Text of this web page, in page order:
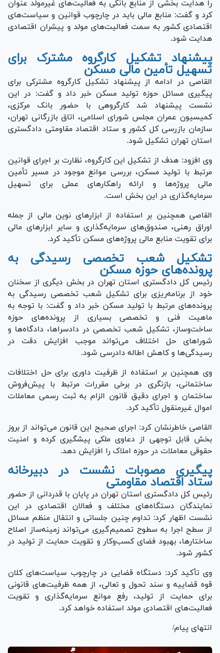
را هدایت بخشی از منابع بانکی به فعالیت‌های غیرمولد عنوان
کرد و گفت: منابع مالی باید در چارچوب قوانین و سیاست‌های
اقتصادی کشور به سمت فعالیت‌های مولد و پیشران اقتصادی
هدایت شود.
پیشنهاد تشکیل کارگروه مشترک برای
تسهیل تأمین مالی مسکن
القاصی در ادامه از پیشنهاد تشکیل کارگروه مشترکی برای
پیگیری مسائل حوزه تولید مسکن خبر داد و گفت: در این
نشست پیشنهاد شد کارگروهی با حضور بانک مرکزی،
کمیسیون عمران مجلس شورای اسلامی، اتاق بازرگانی تهران،
سازمان بازرسی کل کشور و ستاد اقتصاد مقاومتی دادگستری
استان تهران تشکیل شود.
وی افزود: هدف از تشکیل این کارگروه، نظارت بر اجرای قوانین
مرتبط با تولید مسکن، بررسی موانع موجود در مسیر تأمین
مالی پروژه‌ها و ارائه راهکار‌های عملی برای تسهیل
سرمایه‌گذاری در این بخش است.
القاصی همچنین بر استفاده از ابزار‌های نوین مالی از جمله
اوراق رهنی، صندوق‌های سرمایه‌گذاری و سایر ابزار‌های مالی
برای تقویت منابع مالی پروژه‌های مسکن تأکید کرد.
تشکیل شعب تخصصی رسیدگی به
پرونده‌های حوزه مسکن
رئیس کل دادگستری استان تهران در بخش دیگری از سخنان
خود از برنامه‌ریزی برای تشکیل شعب تخصصی رسیدگی به
پرونده‌های مرتبط با تولید مسکن خبر داد و گفت: با توجه به
ماهیت فنی و تخصصی بسیاری از پرونده‌های حوزه
ساخت‌وساز، تشکیل شعب تخصصی در دادسراها، دادگاه‌ها و
شورا‌های حل اختلاف می‌تواند موجب افزایش دقت در
رسیدگی‌ها و کاهش اطاله دادرسی شود.
وی همچنین بر استفاده از ظرفیت داوری برای حل اختلافات
ساختمانی، بازنگری در برخی مقررات مرتبط با پیش‌فروش
ساختمان و اجرای دقیق قانون الزام به ثبت رسمی معاملات
اموال غیرمنقول تأکید کرد.
القاصی خاطرنشان کرد: اجرای صحیح این قانون می‌تواند از بروز
بخش قابل توجهی از دعاوی ملکی پیشگیری کرده و امنیت
حقوقی معاملات در حوزه املاک را افزایش دهد.
پیگیری مصوبات نشست در دبیرخانه
ستاد اقتصاد مقاومتی
رئیس کل دادگستری استان تهران در پایان با قدردانی از حضور
نمایندگان دستگاه‌های مختلف و فعالان اقتصادی در این
نشست اظهار کرد: تداوم چنین جلساتی و انتقال منظم مسائل
از سطح اجرا به سطوح تصمیم‌گیری می‌تواند زمینه‌ساز اصلاح
ساختارها، بهبود فضای کسب‌وکار و تقویت حمایت از تولید در
کشور شود.
وی تأکید کرد: دستگاه قضایی در چارچوب سیاست‌های کلان
قوه قضاییه و سند تحول و تعالی، از همه ظرفیت‌های قانونی
برای حمایت از تولید، رفع موانع سرمایه‌گذاری و تقویت
فعالیت‌های اقتصادی مولد استفاده خواهد کرد.
انتهای پیام/